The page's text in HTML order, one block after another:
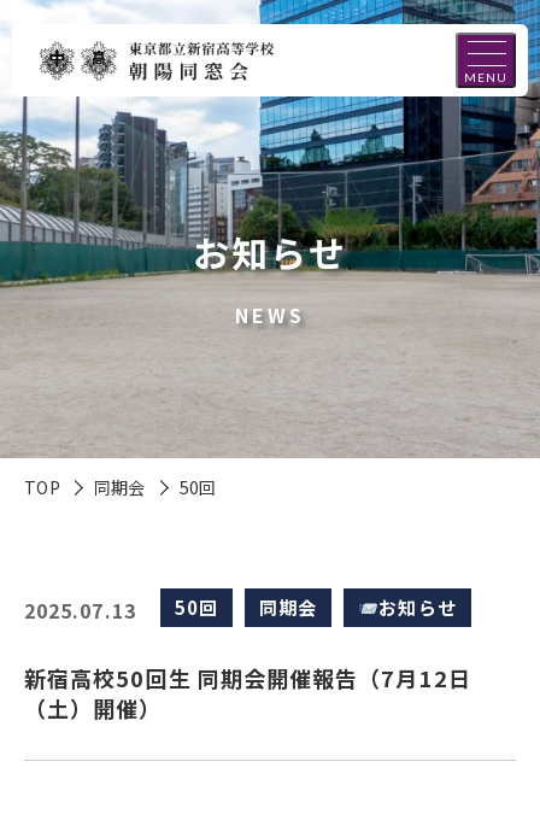
MENU
お知らせ
NEWS
TOP 同期会 50回
2025.07.13 50回 同期会 お知らせ
新宿高校50回生 同期会開催報告（7月12日
（土）開催）